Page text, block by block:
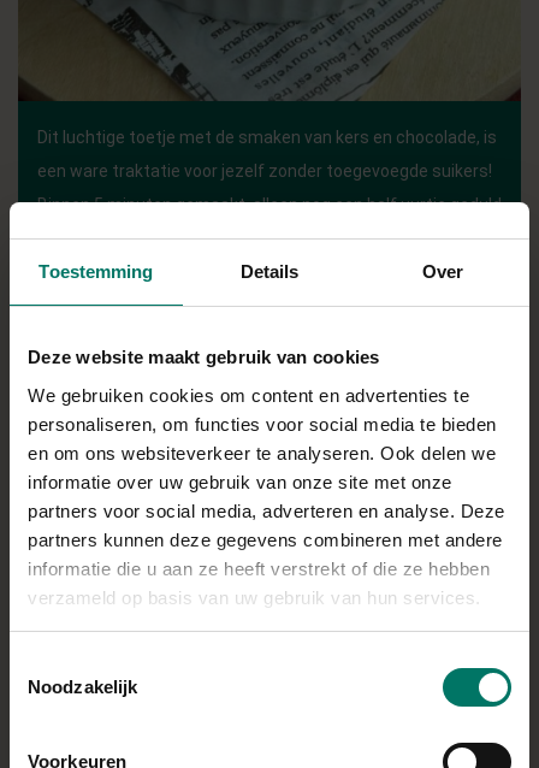
Toestemming Details Over
Deze website maakt gebruik van cookies
We gebruiken cookies om content en advertenties te
personaliseren, om functies voor social media te bieden
en om ons websiteverkeer te analyseren. Ook delen we
informatie over uw gebruik van onze site met onze
partners voor social media, adverteren en analyse. Deze
partners kunnen deze gegevens combineren met andere
informatie die u aan ze heeft verstrekt of die ze hebben
verzameld op basis van uw gebruik van hun services.
Noodzakelijk
Voorkeuren
Dit luchtige toetje met de smaken van kers en chocolade, is
een ware traktatie voor jezelf zonder toegevoegde suikers!
Binnen 5 minuten gemaakt, alleen nog een half uurtje geduld
opbrengen tot je kan genieten!
INGREDIËNTEN
1 bakje Ísey Skyr Air Cherry Chocolate
15 grampure chocolade melties
Direct in je mandje bij:
BEREIDING
chocolade au bain marie of in de magnetron (dan wel